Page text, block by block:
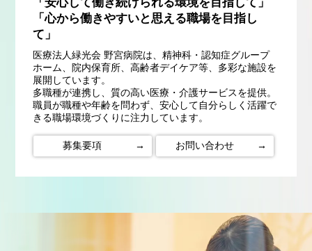
「心から働きやすいと思える職場を目指し
て」
医療法人緑光会 野宮病院は、精神科・認知症グループ
ホーム、院内保育所、高齢者デイケア等、多彩な施設を
展開しています。
多職種が連携し、質の高い医療・介護サービスを提供。
職員が職種や年齢を問わず、安心して自分らしく活躍で
きる職場環境づくりに注力しています。
募集要項 → お問い合わせ →